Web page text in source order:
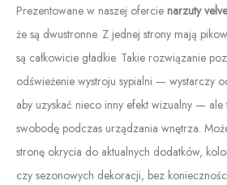
Prezentowane w naszej ofercie narzuty
że są dwustronne. Z jednej strony mają
są całkowicie gładkie. Takie rozwiązanie
odświeżenie wystroju sypialni — wystarczy
aby uzyskać nieco inny efekt wizualny — ale
swobodę podczas urządzania wnętrza.
stronę okrycia do aktualnych dodatków,
czy sezonowych dekoracji, bez